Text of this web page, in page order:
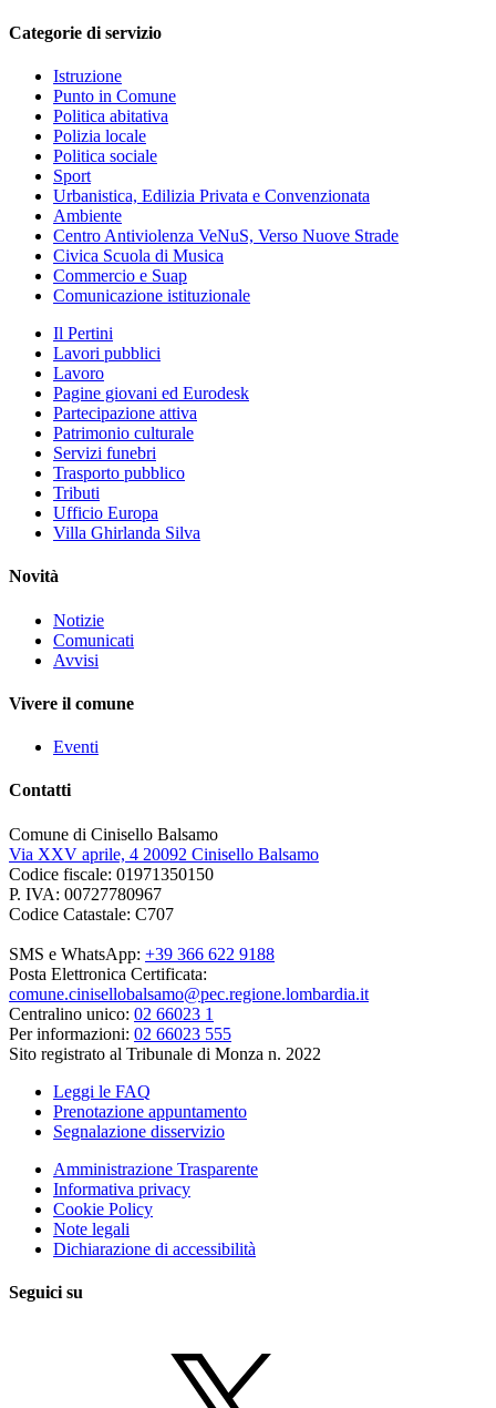
Categorie di servizio
Istruzione
Punto in Comune
Politica abitativa
Polizia locale
Politica sociale
Sport
Urbanistica, Edilizia Privata e Convenzionata
Ambiente
Centro Antiviolenza VeNuS, Verso Nuove Strade
Civica Scuola di Musica
Commercio e Suap
Comunicazione istituzionale
Il Pertini
Lavori pubblici
Lavoro
Pagine giovani ed Eurodesk
Partecipazione attiva
Patrimonio culturale
Servizi funebri
Trasporto pubblico
Tributi
Ufficio Europa
Villa Ghirlanda Silva
Novità
Notizie
Comunicati
Avvisi
Vivere il comune
Eventi
Contatti
Comune di Cinisello Balsamo
Via XXV aprile, 4 20092 Cinisello Balsamo
Codice fiscale: 01971350150
P. IVA: 00727780967
Codice Catastale: C707
SMS e WhatsApp: +39 366 622 9188
Posta Elettronica Certificata:
comune.cinisellobalsamo@pec.regione.lombardia.it
Centralino unico: 02 66023 1
Per informazioni: 02 66023 555
Sito registrato al Tribunale di Monza n. 2022
Leggi le FAQ
Prenotazione appuntamento
Segnalazione disservizio
Amministrazione Trasparente
Informativa privacy
Cookie Policy
Note legali
Dichiarazione di accessibilità
Seguici su